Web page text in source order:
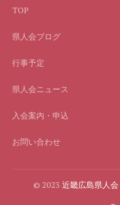
TOP
県人会ブログ
行事予定
県人会ニュース
入会案内・申込
お問い合わせ
© 2023 近畿広島県人会